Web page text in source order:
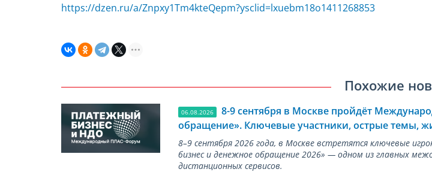
https://dzen.ru/a/Znpxy1Tm4kteQepm?ysclid=lxuebm18o1411268853
Похожие
06.08.2026
8-9 сентября в Москве пройдёт
обращение». Ключевые участники, острые темы,
8–9 сентября 2026 года, в Москве встретятся ключевые
бизнес и денежное обращение 2026» — одном из главных
дистанционных сервисов.